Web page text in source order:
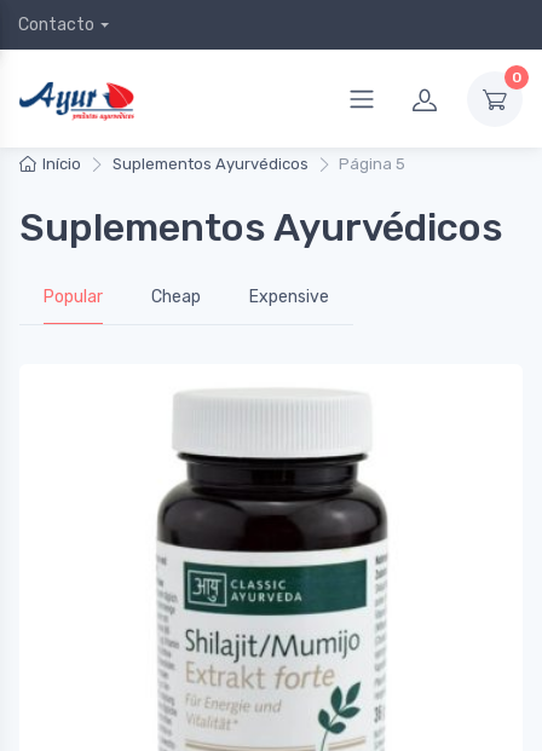
Contacto
0
Início Suplementos Ayurvédicos Página 5
Suplementos Ayurvédicos
Popular Cheap Expensive